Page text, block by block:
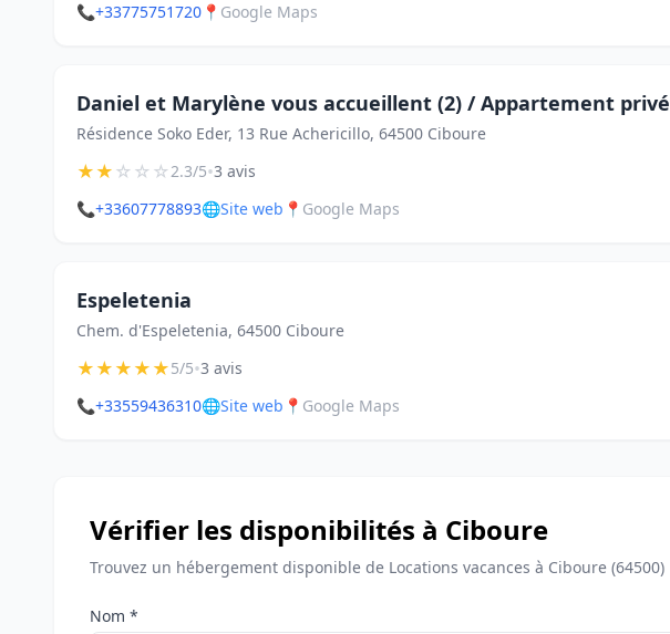
📞+33775751720 📍 Google Maps
Daniel et Marylène vous accueillent (2) / Appartement privé
Résidence Soko Eder, 13 Rue Achericillo, 64500 Ciboure
★★☆☆☆2.3/5•3 avis
📞+33607778893🌐Site web 📍 Google Maps
Espeletenia
Chem. d'Espeletenia, 64500 Ciboure
★★★★★5/5•3 avis
📞+33559436310🌐Site web 📍 Google Maps
Vérifier les disponibilités à Ciboure
Trouvez un hébergement disponible de Locations vacances à Ciboure (64500)
Nom *